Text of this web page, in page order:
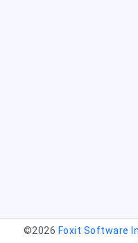
©2026 Foxit Software